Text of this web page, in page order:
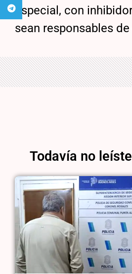
especial, con
sean responsables
Todavía no leíste